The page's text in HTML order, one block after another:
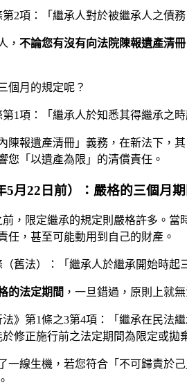
第2項：「繼承人對於被繼承人之債
， 不論您有沒有向法院陳報遺產清
個月的規定呢？
第1項：「繼承人於知悉其得繼承之
陳報遺產清冊」義務，在新法下，
您「以遺產為限」的清償責任。
5月22日前）：嚴格的三個月
前，限定繼承的規定則嚴格許多。當
任，甚至可能動用到自己的財產。
（舊法）：「繼承人於繼承開始時起
的法定期間 ，一旦錯過，原則上就
法》第1條之3第4項：「繼承在民法
修正施行前之法定期間為限定或拋
一線生機，若您符合「不可歸責於